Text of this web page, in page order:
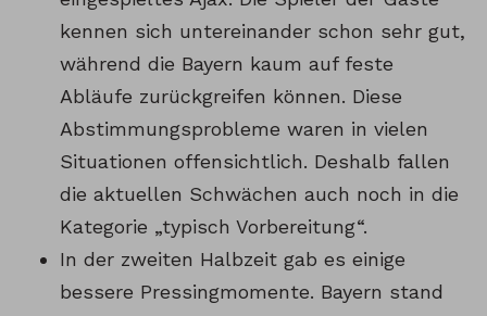
kennen sich untereinander schon sehr gut,
während die Bayern kaum auf feste
Abläufe zurückgreifen können. Diese
Abstimmungsprobleme waren in vielen
Situationen offensichtlich. Deshalb fallen
die aktuellen Schwächen auch noch in die
Kategorie „typisch Vorbereitung“.
In der zweiten Halbzeit gab es einige
bessere Pressingmomente. Bayern stand